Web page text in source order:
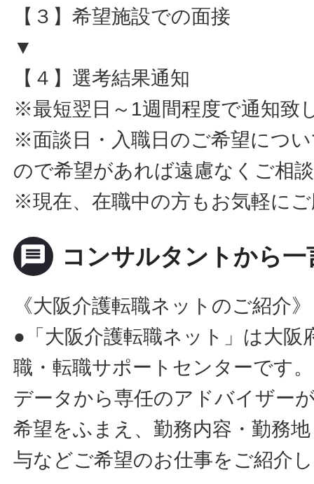
【３】希望施設での面接
▼
【４】選考結果通知
※最短翌日～1週間程度で通知致
※面談日・入職日のご希望につ
ので希望があれば遠慮なくご相
※現在、在職中の方もお気軽に
message コンサルタントから一
《大阪介護転職ネットのご紹介》
●「大阪介護転職ネット」は大阪
職・転職サポートセンターです
データから専任のアドバイザー
希望をふまえ、勤務内容・勤務
与などご希望のお仕事をご紹介